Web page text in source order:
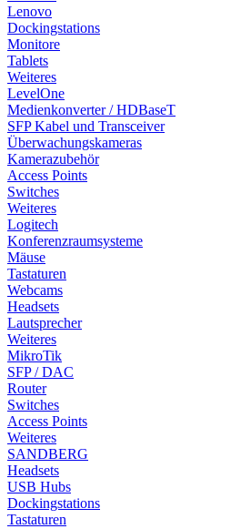
Lenovo
Dockingstations
Monitore
Tablets
Weiteres
LevelOne
Medienkonverter / HDBaseT
SFP Kabel und Transceiver
Überwachungskameras
Kamerazubehör
Access Points
Switches
Weiteres
Logitech
Konferenzraumsysteme
Mäuse
Tastaturen
Webcams
Headsets
Lautsprecher
Weiteres
MikroTik
SFP / DAC
Router
Switches
Access Points
Weiteres
SANDBERG
Headsets
USB Hubs
Dockingstations
Tastaturen